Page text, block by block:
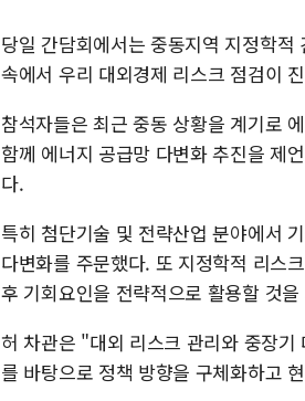
당일 간담회에서는 중동지역 지정학
속에서 우리 대외경제 리스크 점검이
참석자들은 최근 중동 상황을 계기로
함께 에너지 공급망 다변화 추진을 제
다.
특히 첨단기술 및 전략산업 분야에서
다변화를 주문했다. 또 지정학적 리스
후 기회요인을 전략적으로 활용할 것
허 차관은 "대외 리스크 관리와 중장
를 바탕으로 정책 방향을 구체화하고